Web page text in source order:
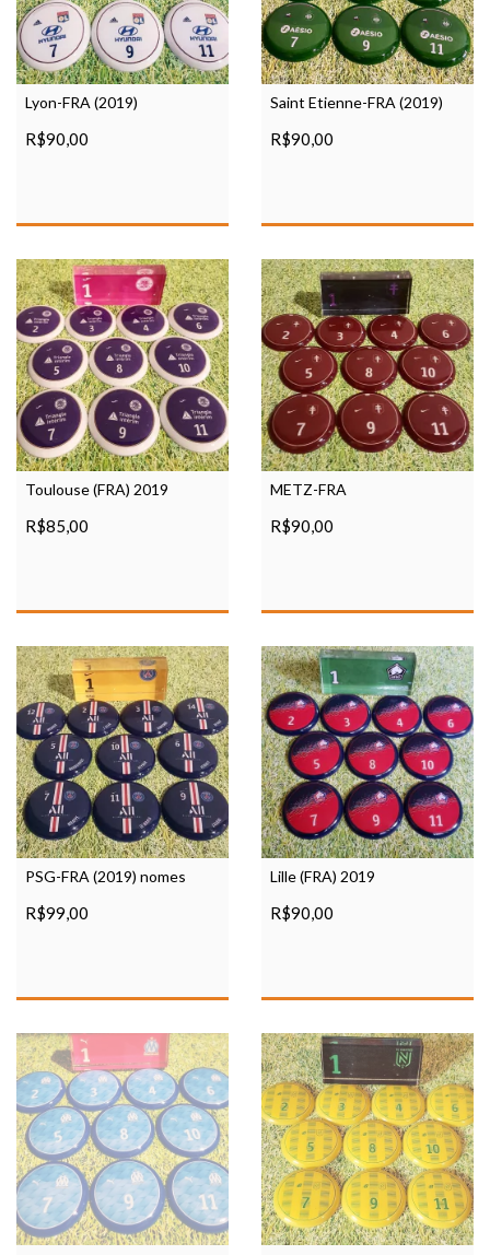
Lyon-FRA (2019)
R$90,00
Saint Etienne-FRA (2019)
R$90,00
Toulouse (FRA) 2019
R$85,00
METZ-FRA
R$90,00
PSG-FRA (2019) nomes
R$99,00
Lille (FRA) 2019
R$90,00